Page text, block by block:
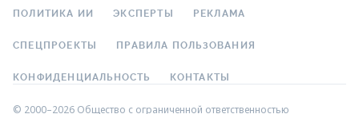
ПОЛИТИКА ИИ ЭКСПЕРТЫ РЕКЛАМА
СПЕЦПРОЕКТЫ ПРАВИЛА ПОЛЬЗОВАНИЯ
КОНФИДЕНЦИАЛЬНОСТЬ КОНТАКТЫ
© 2000–2026 Общество с ограниченной ответственностью